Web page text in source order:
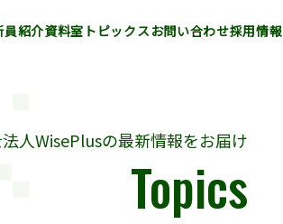
員紹介資料室 トピックス お問い合わせ採用情報
人WisePlusの最新情報をお届け
Topics